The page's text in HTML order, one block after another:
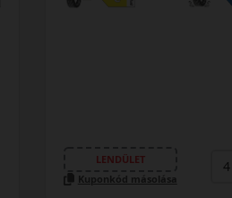
LENDÜLET
Kuponkód másolása